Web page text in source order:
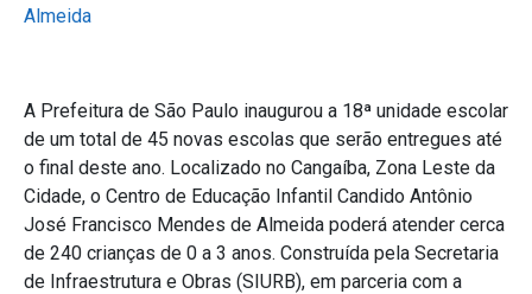
A Prefeitura de São Paulo inaugurou a 18ª unidade escolar
de um total de 45 novas escolas que serão entregues até
o final deste ano. Localizado no Cangaíba, Zona Leste da
Cidade, o Centro de Educação Infantil Candido Antônio
José Francisco Mendes de Almeida poderá atender cerca
de 240 crianças de 0 a 3 anos. Construída pela Secretaria
de Infraestrutura e Obras (SIURB), em parceria com a